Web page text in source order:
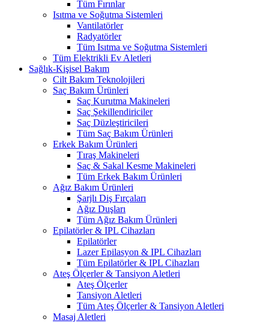
Tüm Fırınlar
Isıtma ve Soğutma Sistemleri
Vantilatörler
Radyatörler
Tüm Isıtma ve Soğutma Sistemleri
Tüm Elektrikli Ev Aletleri
Sağlık-Kişisel Bakım
Cilt Bakım Teknolojileri
Saç Bakım Ürünleri
Saç Kurutma Makineleri
Saç Şekillendiriciler
Saç Düzleştiricileri
Tüm Saç Bakım Ürünleri
Erkek Bakım Ürünleri
Tıraş Makineleri
Saç & Sakal Kesme Makineleri
Tüm Erkek Bakım Ürünleri
Ağız Bakım Ürünleri
Şarjlı Diş Fırçaları
Ağız Duşları
Tüm Ağız Bakım Ürünleri
Epilatörler & IPL Cihazları
Epilatörler
Lazer Epilasyon & IPL Cihazları
Tüm Epilatörler & IPL Cihazları
Ateş Ölçerler & Tansiyon Aletleri
Ateş Ölçerler
Tansiyon Aletleri
Tüm Ateş Ölçerler & Tansiyon Aletleri
Masaj Aletleri